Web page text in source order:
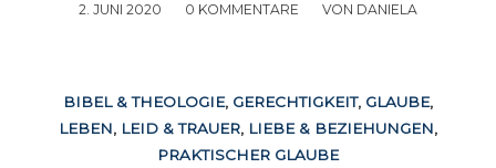
2. JUNI 2020
/ 0 KOMMENTARE
/ VON DANIELA
BIBEL & THEOLOGIE, GERECHTIGKEIT, GLAUBE,
LEBEN, LEID & TRAUER, LIEBE & BEZIEHUNGEN,
PRAKTISCHER GLAUBE